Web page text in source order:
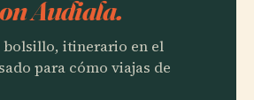
Audiala.
bolsillo, itinerario en el
para cómo viajas de